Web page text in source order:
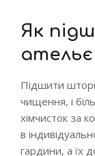
Як
ательє
Підшити
чищення, і
хімчисток за
в
гардини, а їх